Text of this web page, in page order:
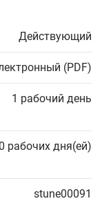
Действующий
(PDF)
1 рабочий день
рабочих дня(ей)
stune00091